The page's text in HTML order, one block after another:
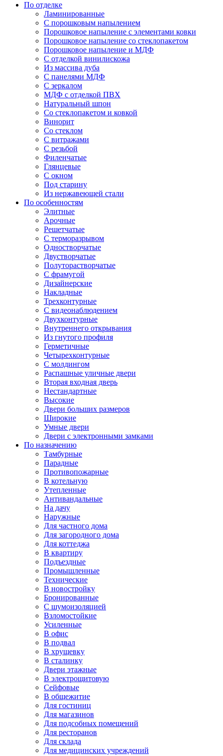
По отделке
Ламинированные
С порошковым напылением
Порошковое напыление с элементами ковки
Порошковое напыление со стеклопакетом
Порошковое напыление и МДФ
С отделкой винилискожа
Из массива дуба
С панелями МДФ
С зеркалом
МДФ с отделкой ПВХ
Натуральный шпон
Со стеклопакетом и ковкой
Винорит
Со стеклом
С витражами
С резьбой
Филенчатые
Глянцевые
С окном
Под старину
Из нержавеющей стали
По особенностям
Элитные
Арочные
Решетчатые
С терморазрывом
Одностворчатые
Двустворчатые
Полуторастворчатые
С фрамугой
Дизайнерские
Накладные
Трехконтурные
С видеонаблюдением
Двухконтурные
Внутреннего открывания
Из гнутого профиля
Герметичные
Четырехконтурные
С молдингом
Распашные уличные двери
Вторая входная дверь
Нестандартные
Высокие
Двери больших размеров
Широкие
Умные двери
Двери с электронными замками
По назначению
Тамбурные
Парадные
Противопожарные
В котельную
Утепленные
Антивандальные
На дачу
Наружные
Для частного дома
Для загородного дома
Для коттеджа
В квартиру
Подъездные
Промышленные
Технические
В новостройку
Бронированные
С шумоизоляцией
Взломостойкие
Усиленные
В офис
В подвал
В хрущевку
В сталинку
Двери этажные
В электрощитовую
Сейфовые
В общежитие
Для гостиниц
Для магазинов
Для подсобных помещений
Для ресторанов
Для склада
Для медицинских учреждений